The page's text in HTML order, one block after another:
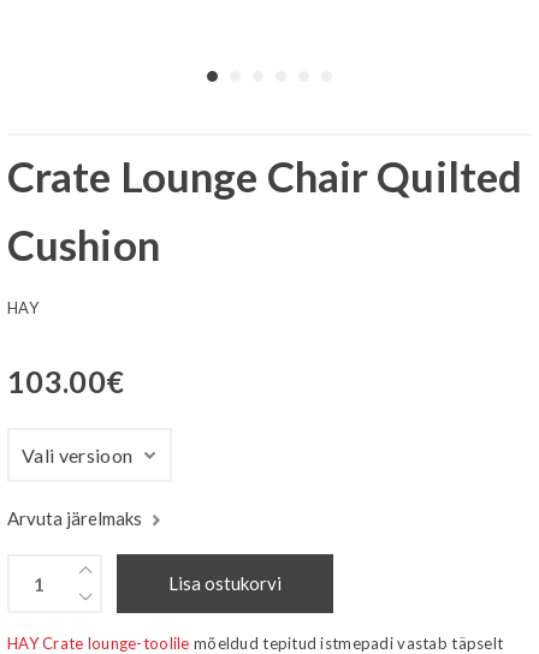
Crate Lounge Chair Quilted
Cushion
HAY
103.00€
Arvuta järelmaks
Lisa ostukorvi
HAY Crate lounge-toolile mõeldud tepitud istmepadi vastab täpselt